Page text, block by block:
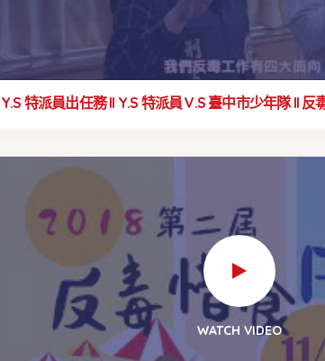
Y.S 特派員出任務 ll Y.S 特派員 V.S 臺中市少年隊 ll 反
WATCH VIDEO